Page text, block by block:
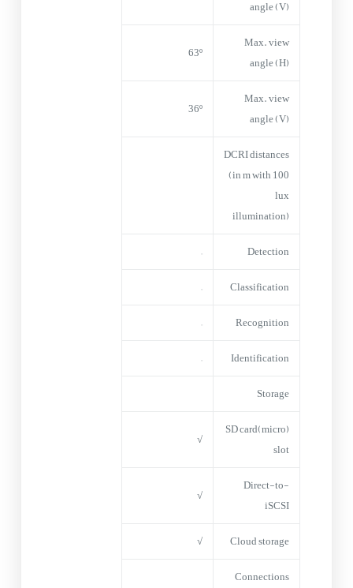
angle (V)
Max. view
angle (H)
63º
Max. view
angle (V)
36º
DCRI distances
(in m with 100
lux
illumination)
Detection
–
Classification
–
Recognition
–
Identification
–
Storage
(micro)SD card
slot
√
Direct-to-
iSCSI
√
Cloud storage
√
Connections